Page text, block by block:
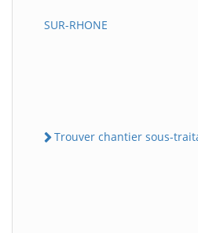
SUR-RHONE
Trouver chantier sous-